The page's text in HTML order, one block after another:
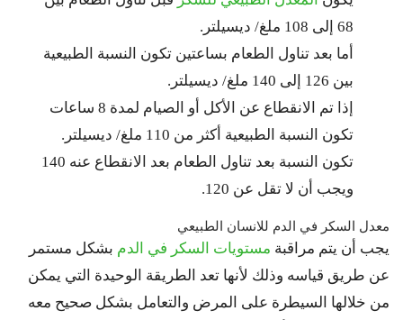
68 إلى 108 ملغ/ ديسيلتر.
أما بعد تناول الطعام بساعتين تكون النسبة الطبيعية
بين 126 إلى 140 ملغ/ ديسيلتر.
إذا تم الانقطاع عن الأكل أو الصيام لمدة 8 ساعات
تكون النسبة الطبيعية أكثر من 110 ملغ/ ديسيلتر.
تكون النسبة بعد تناول الطعام بعد الانقطاع عنه 140
ويجب أن لا تقل عن 120.
معدل السكر في الدم للانسان الطبيعي
يجب أن يتم مراقبة مستويات السكر في الدم بشكل مستمر
عن طريق قياسه وذلك لأنها تعد الطريقة الوحيدة التي يمكن
من خلالها السيطرة على المرض والتعامل بشكل صحيح معه